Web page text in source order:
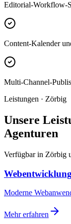
Editorial-Workflow-
Content-Kalender
Multi-Channel-
Leistungen · Zörbig
Unsere
Agenturen
Verfügbar in Zörbig
Webentwicklung
Moderne
Mehr erfahren